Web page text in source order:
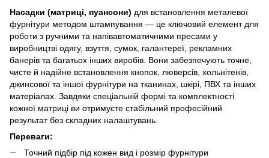
Насадки (матриці, пуансони) для встановлення металевої
фурнітури методом штампування — це ключовий елемент для
роботи з ручними та напівавтоматичними пресами у
виробництві одягу, взуття, сумок, галантереї, рекламних
банерів та багатьох інших виробів. Вони забезпечують точне,
чисте й надійне встановлення кнопок, люверсів, хольнітенів,
джинсової та іншої фурнітури на тканинах, шкірі, ПВХ та інших
матеріалах. Завдяки спеціальній формі та комплектності
кожної матриці ви отримуєте стабільний професійний
результат без складних налаштувань.
Переваги:
Точний підбір під кожен вид і розмір фурнітури